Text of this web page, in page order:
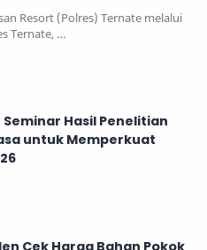
Resort (Polres) Ternate melalui
Ternate, …
Hasil Penelitian
untuk Memperkuat
Cek Harga Bahan Pokok